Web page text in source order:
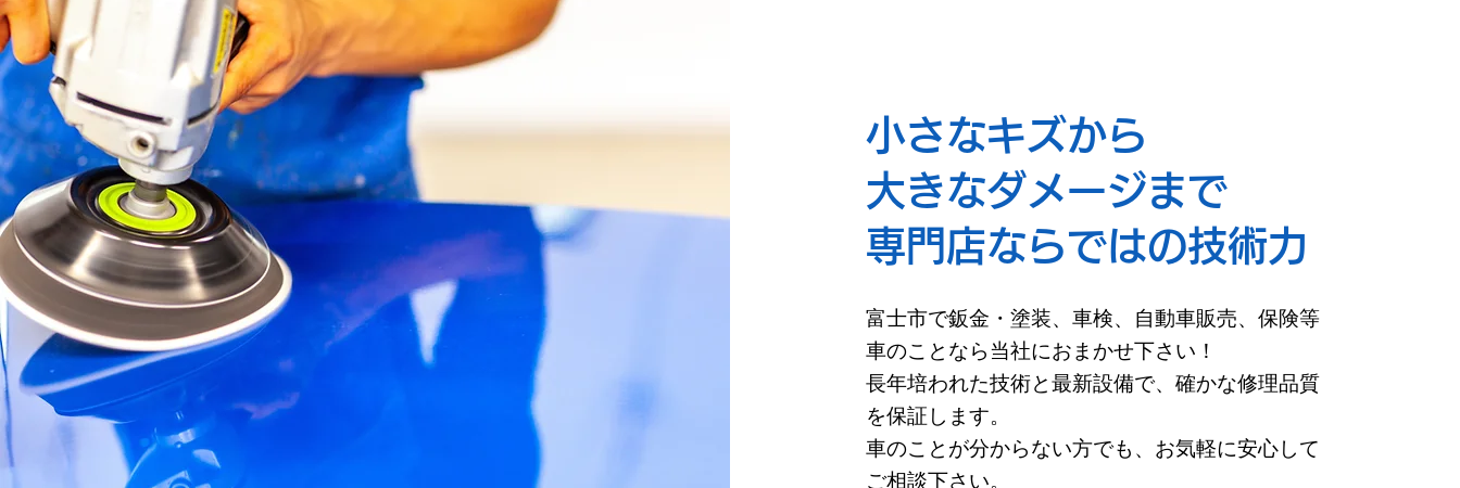
小さなキズから
大きなダメージまで
専門店ならではの技術力
富士市で鈑金・塗装、車検、自動車販売、保険等
車のことなら当社におまかせ下さい！
長年培われた技術と最新設備で、確かな修理品質
を保証します。
車のことが分からない方でも、​お気軽に安心して
ご相談下さい。